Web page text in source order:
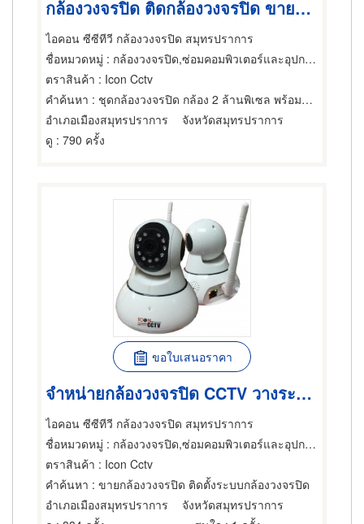
กล้องวงจรปิด ติดกล้องวงจรปิด ขายกล้องวงจรปิด วางระบบกล้อง
ไอคอน ซีซีทีวี กล้องวงจรปิด สมุทรปราการ
ชื่อหมวดหมู่ : กล้องวงจรปิด,ซ่อมคอมพิวเตอร์และอุปกรณ์ต่อพ่วง,ผู้จำหน่ายคอมพิวเตอร์และอุปกรณ์ต่อพ่วง
ตราสินค้า : Icon Cctv
คำค้นหา : ชุดกล้องวงจรปิด กล้อง 2 ล้านพิเซล พร้อมอุปกรณ์ครบ
อำเภอเมืองสมุทรปราการ
จังหวัดสมุทรปราการ
ดู : 790 ครั้ง
ขอใบเสนอราคา
จำหน่ายกล้องวงจรปิด CCTV วางระบบกล้องวงจรปิด Security
ไอคอน ซีซีทีวี กล้องวงจรปิด สมุทรปราการ
ชื่อหมวดหมู่ : กล้องวงจรปิด,ซ่อมคอมพิวเตอร์และอุปกรณ์ต่อพ่วง,ผู้จำหน่ายคอมพิวเตอร์และอุปกรณ์ต่อพ่วง
ตราสินค้า : Icon Cctv
คำค้นหา : ขายกล้องวงจรปิด ติดตั้งระบบกล้องวงจรปิด
อำเภอเมืองสมุทรปราการ
จังหวัดสมุทรปราการ